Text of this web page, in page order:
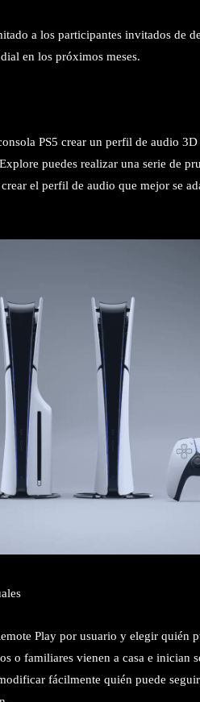
a los participantes invitados de
en los próximos meses.
PS5 crear un perfil de audio
puedes realizar una serie de
el perfil de audio que mejor se
Play por usuario y elegir quién
o familiares vienen a casa e inician
fácilmente quién puede